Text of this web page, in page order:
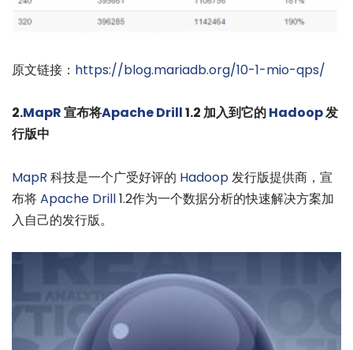
原文链接： https://blog.mariadb.org/10-1-mio-qps/
2.MapR宣布将Apache Drill1.2 加入到它的Hadoop发
行版中
MapR 科技是一个广受好评的 Hadoop发行版提供商，宣
布将Apache Drill1.2作为一个数据分析的快速解决方案加
入自己的发行版。